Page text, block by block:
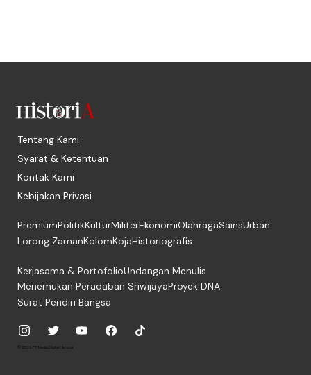
Tentang Kami
Syarat & Ketentuan
Kontak Kami
Kebijakan Privasi
PremiumPolitikKulturMiliterEkonomiOlahragaSainsUrban
Lorong ZamanKolomKojaHistoriografis
Kerjasama & PortofolioUndangan Menulis
Menemukan Peradaban SriwijayaProyek DNA
Surat Pendiri Bangsa
© 2026, PT. Media Digital Historia.